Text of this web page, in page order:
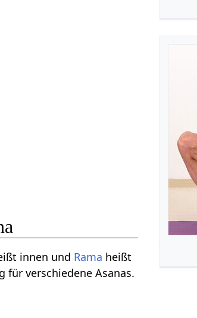
innen und Rama heißt
für verschiedene Asanas.